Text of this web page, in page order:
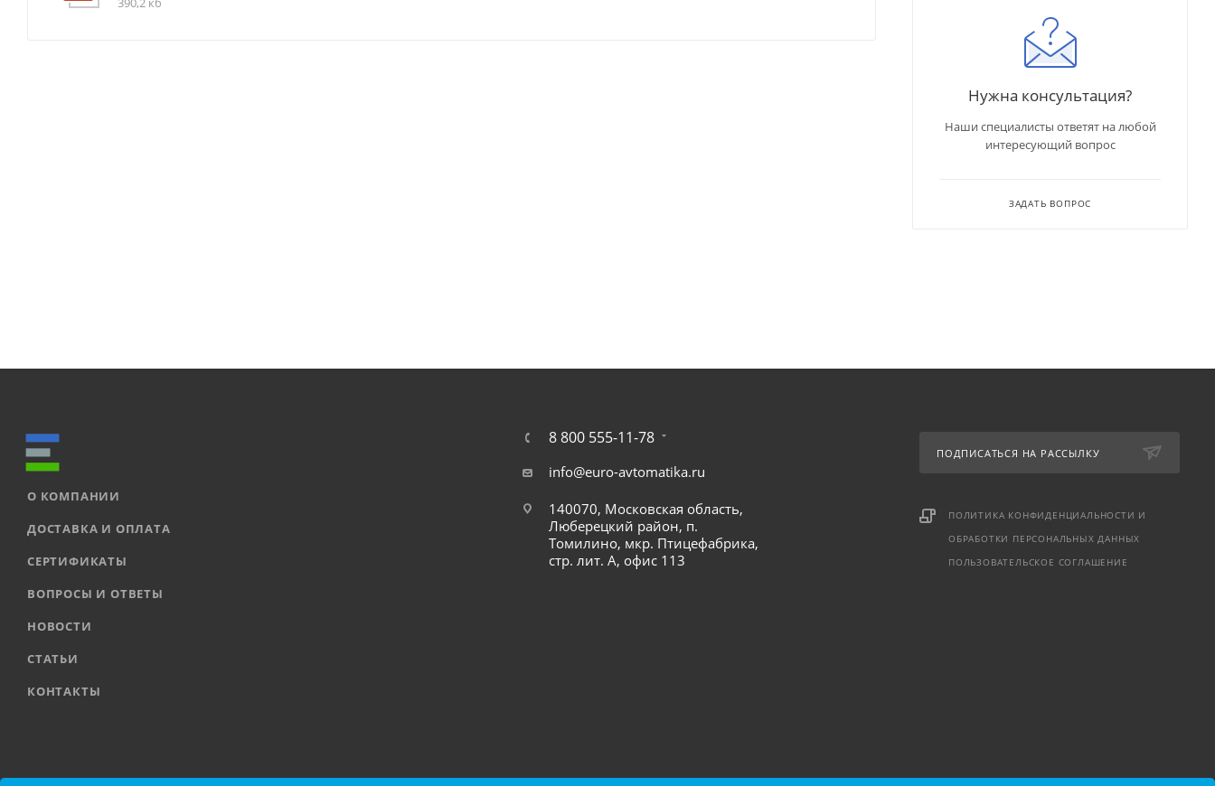
Нужна консультация?
Наши специалисты ответят на любой
интересующий вопрос
ЗАДАТЬ ВОПРОС
О КОМПАНИИ
ДОСТАВКА И ОПЛАТА
СЕРТИФИКАТЫ
ВОПРОСЫ И ОТВЕТЫ
НОВОСТИ
СТАТЬИ
КОНТАКТЫ
8 800 555-11-78
info@euro-avtomatika.ru
140070, Московская область,
Люберецкий район, п.
Томилино, мкр. Птицефабрика,
стр. лит. А, офис 113
ПОДПИСАТЬСЯ НА РАССЫЛКУ
ПОЛИТИКА КОНФИДЕНЦИАЛЬНОСТИ И
ОБРАБОТКИ ПЕРСОНАЛЬНЫХ ДАННЫХ
ПОЛЬЗОВАТЕЛЬСКОЕ СОГЛАШЕНИЕ